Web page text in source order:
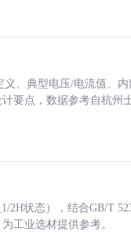
、典型电压/电流值、
要点，数据参考自杭州
状态），结合GB/T
工业选材提供参考。